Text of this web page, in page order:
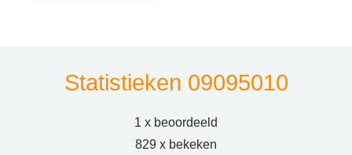
Statistieken 09095010
1 x beoordeeld
829 x bekeken